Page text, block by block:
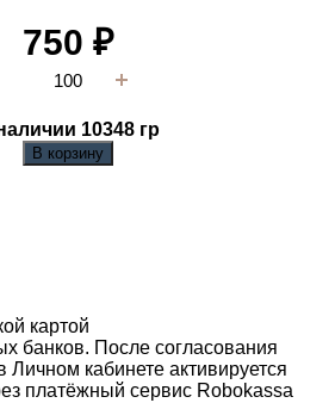
750 ₽
10348 гр
В корзину
картой
банков. После согласования
Личном кабинете активируется
платёжный сервис Robokassa